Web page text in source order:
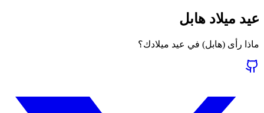
عيد ميلاد هابل
ماذا رأى (هابل) في عيد ميلادك؟